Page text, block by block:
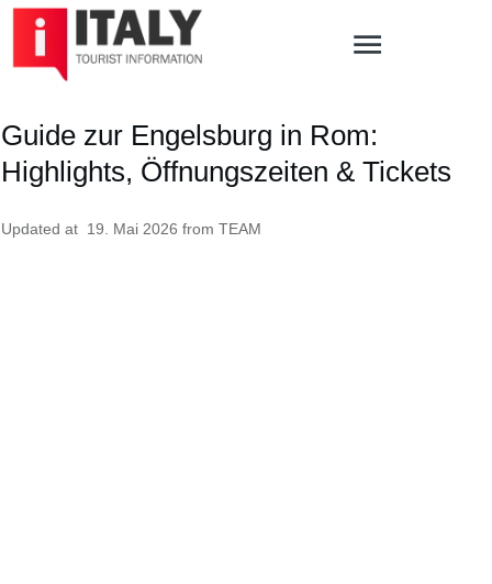
Guide zur Engelsburg in Rom:
Highlights, Öffnungszeiten & Tickets
Updated at 19. Mai 2026 from TEAM